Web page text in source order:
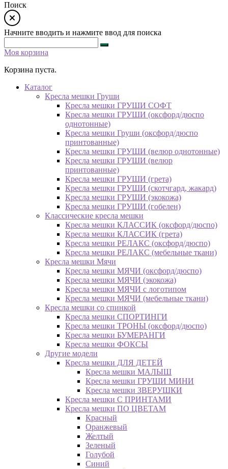
Поиск
Начните вводить и нажмите ввод для поиска
Моя корзина
Корзина пуста.
Каталог
Кресла мешки Груши
Кресла мешки ГРУШИ СОФТ
Кресла мешки ГРУШИ (оксфорд/дюспо
однотонные)
Кресла мешки Груши (оксфорд/дюспо
принтованные)
Кресла мешки ГРУШИ (велюр однотонные)
Кресла мешки ГРУШИ (велюр
принтованные)
Кресла мешки ГРУШИ (грета)
Кресла мешки ГРУШИ (скотчгард, жакард)
Кресла мешки ГРУШИ (экокожа)
Кресла мешки ГРУШИ (гобелен)
Классические кресла мешки
Кресла мешки КЛАССИК (оксфорд/дюспо)
Кресла мешки КЛАССИК (грета)
Креслa мешки РЕЛАКС (оксфорд/дюспо)
Креслa мешки РЕЛАКС (мебельные ткани)
Кресла мешки Мячи
Кресла мешки МЯЧИ (оксфорд/дюспо)
Кресла мешки МЯЧИ (экокожа)
Кресла мешки МЯЧИ с логотипом
Кресла мешки МЯЧИ (мебельные ткани)
Кресла мешки со спинкой
Кресла мешки СПОРТИНГИ
Кресла мешки ТРОНЫ (оксфорд/дюспо)
Кресла мешки БУМЕРАНГИ
Кресла мешки ФОКСЫ
Другие модели
Кресла мешки ДЛЯ ДЕТЕЙ
Кресла мешки МАЛЫШ
Кресла мешки ГРУШИ МИНИ
Кресла мешки ЗВЕРУШКИ
Кресла мешки С ПРИНТАМИ
Кресла мешки ПО ЦВЕТАМ
Красный
Оранжевый
Желтый
Зеленый
Голубой
Синий